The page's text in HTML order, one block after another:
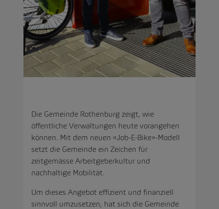
Die Gemeinde Rothenburg zeigt, wie
öffentliche Verwaltungen heute vorangehen
können. Mit dem neuen «Job‑E‑Bike»-Modell
setzt die Gemeinde ein Zeichen für
zeitgemässe Arbeitgeberkultur und
nachhaltige Mobilität.
Um dieses Angebot effizient und finanziell
sinnvoll umzusetzen, hat sich die Gemeinde